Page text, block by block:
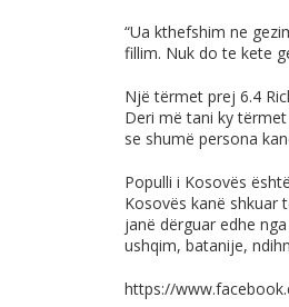
“Ua kthefshim ne
fillim. Nuk do te kete
Një tërmet prej 6.4
Deri më tani ky
se shumë persona
Populli i Kosovës
Kosovës kanë shkuar
janë dërguar edhe
ushqim, batanije,
https://